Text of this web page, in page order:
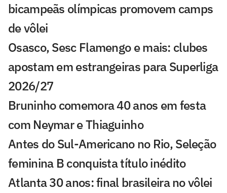
bicampeãs olímpicas promovem camps
de vôlei
Osasco, Sesc Flamengo e mais: clubes
apostam em estrangeiras para Superliga
2026/27
Bruninho comemora 40 anos em festa
com Neymar e Thiaguinho
Antes do Sul-Americano no Rio, Seleção
feminina B conquista título inédito
Atlanta 30 anos: final brasileira no vôlei